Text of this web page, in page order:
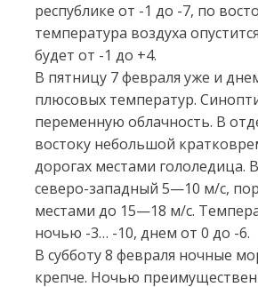
республике от -1 до -7, по
температура воздуха
будет от -1 до +4.
В пятницу 7 февраля уже и
плюсовых температур.
переменную облачность. В
востоку небольшой
дорогах местами гололедица.
северо-западный 5—10 м/с,
местами до 15—18 м/с.
ночью -3… -10, днем от 0 до -6.
В субботу 8 февраля ночные
крепче. Ночью